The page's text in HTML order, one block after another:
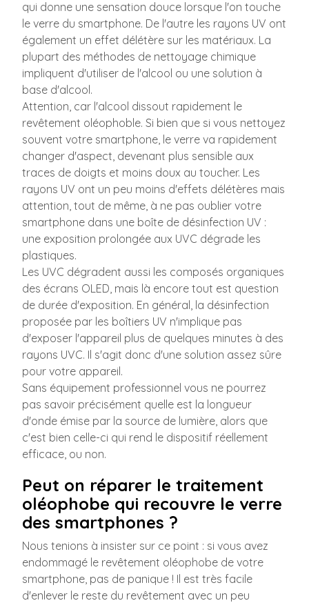
qui donne une sensation douce lorsque l'on touche
le verre du smartphone. De l'autre les rayons UV ont
également un effet délétère sur les matériaux. La
plupart des méthodes de nettoyage chimique
impliquent d'utiliser de l'alcool ou une solution à
base d'alcool.
Attention, car l'alcool dissout rapidement le
revêtement oléophoble. Si bien que si vous nettoyez
souvent votre smartphone, le verre va rapidement
changer d'aspect, devenant plus sensible aux
traces de doigts et moins doux au toucher. Les
rayons UV ont un peu moins d'effets délétères mais
attention, tout de même, à ne pas oublier votre
smartphone dans une boîte de désinfection UV :
une exposition prolongée aux UVC dégrade les
plastiques.
Les UVC dégradent aussi les composés organiques
des écrans OLED, mais là encore tout est question
de durée d'exposition. En général, la désinfection
proposée par les boîtiers UV n'implique pas
d'exposer l'appareil plus de quelques minutes à des
rayons UVC. Il s'agit donc d'une solution assez sûre
pour votre appareil.
Sans équipement professionnel vous ne pourrez
pas savoir précisément quelle est la longueur
d'onde émise par la source de lumière, alors que
c'est bien celle-ci qui rend le dispositif réellement
efficace, ou non.
Peut on réparer le traitement
oléophobe qui recouvre le verre
des smartphones ?
Nous tenions à insister sur ce point : si vous avez
endommagé le revêtement oléophobe de votre
smartphone, pas de panique ! Il est très facile
d'enlever le reste du revêtement avec un peu